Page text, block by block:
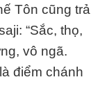
Tôn cũng trả
“Sắc, thọ,
vô ngã.
điểm chánh